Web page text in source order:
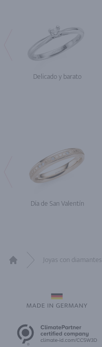
Delicado y barato
Día de San Valentín
Joyas con diamantes